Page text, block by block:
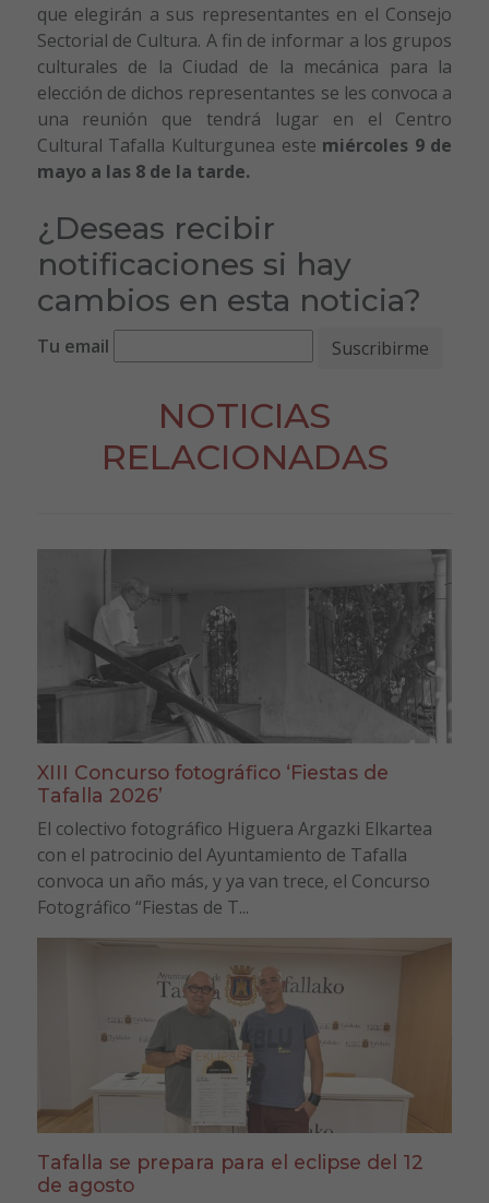
que elegirán a sus representantes en el Consejo
Sectorial de Cultura. A fin de informar a los grupos
culturales de la Ciudad de la mecánica para la
elección de dichos representantes se les convoca a
una reunión que tendrá lugar en el Centro
Cultural Tafalla Kulturgunea este miércoles 9 de
mayo a las 8 de la tarde.
¿Deseas recibir
notificaciones si hay
cambios en esta noticia?
Tu email
NOTICIAS
RELACIONADAS
XIII Concurso fotográfico ‘Fiestas de
Tafalla 2026’
El colectivo fotográfico Higuera Argazki Elkartea
con el patrocinio del Ayuntamiento de Tafalla
convoca un año más, y ya van trece, el Concurso
Fotográfico “Fiestas de T...
Tafalla se prepara para el eclipse del 12
de agosto